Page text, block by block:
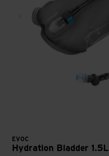
Zurück
EVOC
Hydration Bladder 1.5L